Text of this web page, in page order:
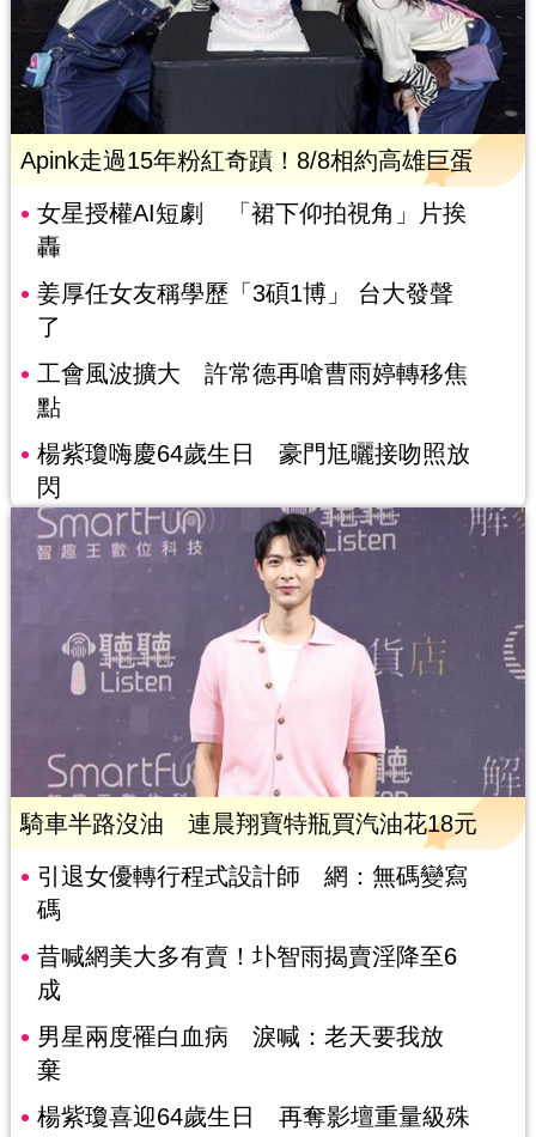
Apink走過15年粉紅奇蹟！8/8相約高雄巨蛋
女星授權AI短劇 「裙下仰拍視角」片挨
轟
姜厚任女友稱學歷「3碩1博」 台大發聲
了
工會風波擴大 許常德再嗆曹雨婷轉移焦
點
楊紫瓊嗨慶64歲生日 豪門尪曬接吻照放
閃
騎車半路沒油 連晨翔寶特瓶買汽油花18元
引退女優轉行程式設計師 網：無碼變寫
碼
昔喊網美大多有賣！圤智雨揭賣淫降至6
成
男星兩度罹白血病 淚喊：老天要我放
棄
楊紫瓊喜迎64歲生日 再奪影壇重量級殊